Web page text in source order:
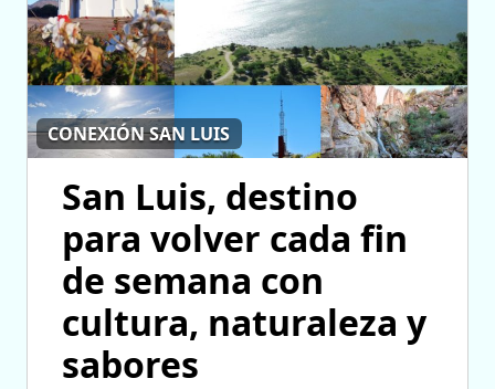
CONEXIÓN SAN LUIS
San Luis, destino
para volver cada fin
de semana con
cultura, naturaleza y
sabores